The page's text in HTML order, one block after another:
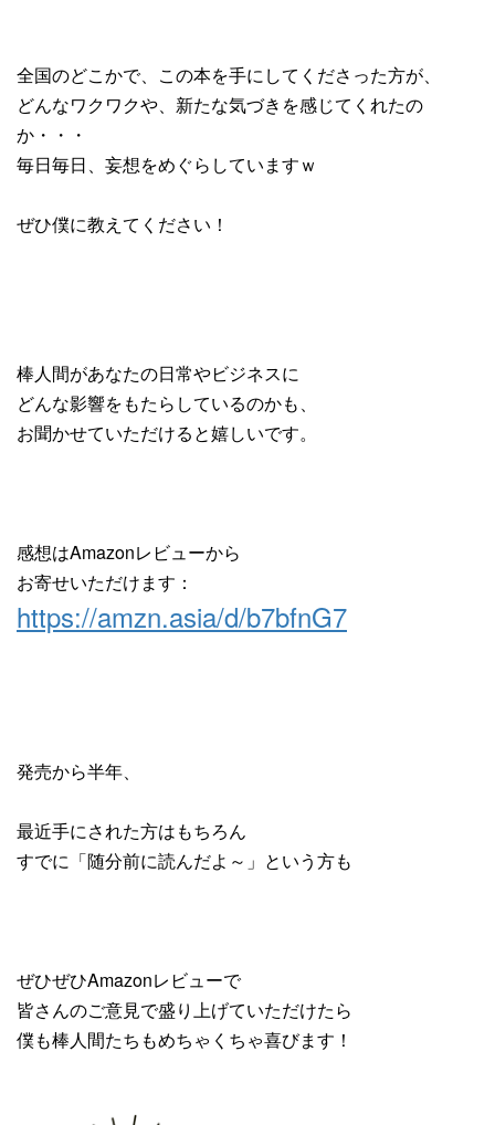
全国のどこかで、この本を手にしてくださった方が、
どんなワクワクや、新たな気づきを感じてくれたの
か・・・
毎日毎日、妄想をめぐらしていますｗ
ぜひ僕に教えてください！
棒人間があなたの日常やビジネスに
どんな影響をもたらしているのかも、
お聞かせていただけると嬉しいです。
感想はAmazonレビューから
お寄せいただけます：
https://amzn.asia/d/b7bfnG7
発売から半年、
最近手にされた方はもちろん
すでに「随分前に読んだよ～」という方も
ぜひぜひAmazonレビューで
皆さんのご意見で盛り上げていただけたら
僕も棒人間たちもめちゃくちゃ喜びます！